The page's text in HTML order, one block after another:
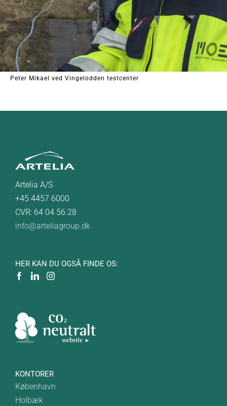
Peter Mikael ved Vingelodden testcenter
Artelia A/S
+45 4457 6000
CVR: 64 04 56 28
info@arteliagroup.dk
HER KAN DU OGSÅ FINDE OS:
KONTORER
København
Holbæk